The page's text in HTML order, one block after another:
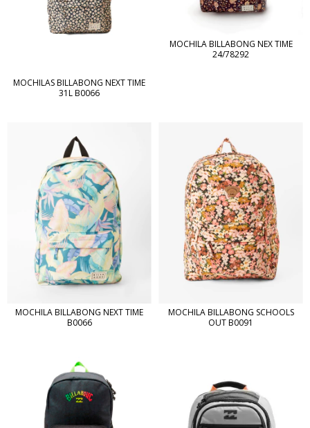
MOCHILAS BILLABONG NEXT TIME
31L B0066
MOCHILA BILLABONG NEX TIME
24/78292
MOCHILA BILLABONG NEXT TIME
B0066
MOCHILA BILLABONG SCHOOLS
OUT B0091